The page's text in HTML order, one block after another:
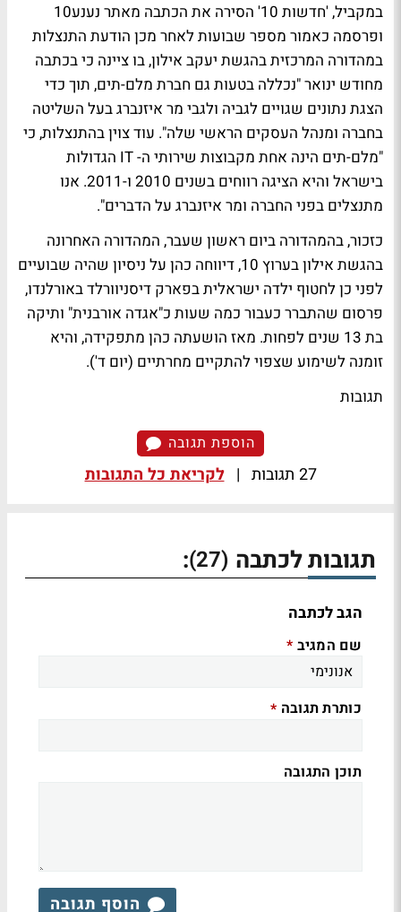
במקביל, 'חדשות 10' הסירה את הכתבה מאתר נענע10
ופרסמה כאמור מספר שבועות לאחר מכן הודעת התנצלות
במהדורה המרכזית בהגשת יעקב אילון, בו ציינה כי בכתבה
מחודש ינואר "נכללה בטעות גם חברת מלם-תים, תוך כדי
הצגת נתונים שגויים לגביה ולגבי מר איזנברג בעל השליטה
בחברה ומנהל העסקים הראשי שלה". עוד צוין בהתנצלות, כי
"מלם-תים הינה אחת מקבוצות שירותי ה- IT הגדולות
בישראל והיא הציגה רווחים בשנים 2010 ו-2011. אנו
מתנצלים בפני החברה ומר איזנברג על הדברים".
כזכור, בהמהדורה ביום ראשון שעבר, המהדורה האחרונה
בהגשת אילון בערוץ 10, דיווחה כהן על ניסיון שהיה שבועיים
לפני כן לחטוף ילדה ישראלית בפארק דיסניוורלד באורלנדו,
פרסום שהתברר כעבור כמה שעות כ"אגדה אורבנית" ותיקה
בת 13 שנים לפחות. מאז הושעתה כהן מתפקידה,
והיא
זומנה לשימוע שצפוי להתקיים מחרתיים (יום ד').
תגובות
הוספת תגובה
27 תגובות | לקריאת כל התגובות
תגובות לכתבה (27)
:
הגב לכתבה
שם המגיב *
כותרת תגובה *
תוכן התגובה
הוסף תגובה